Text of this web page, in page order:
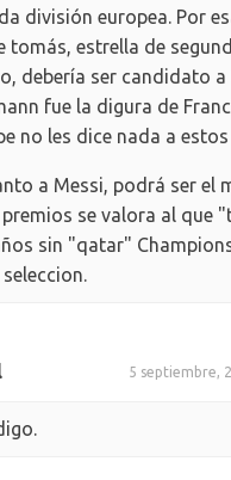
división europea. Por
tomás, estrella de
debería ser candidato a
fue la digura de
no les dice nada a
a Messi, podrá ser el
se valora al que
sin "qatar"
5 septiembre,